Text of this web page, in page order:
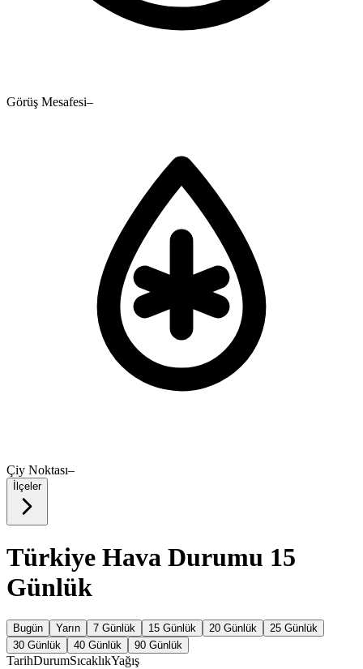
Görüş Mesafesi–
Çiy Noktası–
İlçeler
Türkiye Hava Durumu 15
Günlük
Bugün Yarın 7 Günlük 15 Günlük 20 Günlük
25 Günlük
30 Günlük
40 Günlük 90 Günlük
TarihDurumSıcaklıkYağış